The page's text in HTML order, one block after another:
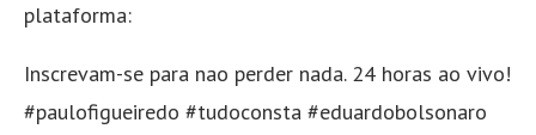
plataforma:
Inscrevam-se para nao perder nada. 24 horas ao vivo!
#paulofigueiredo #tudoconsta #eduardobolsonaro